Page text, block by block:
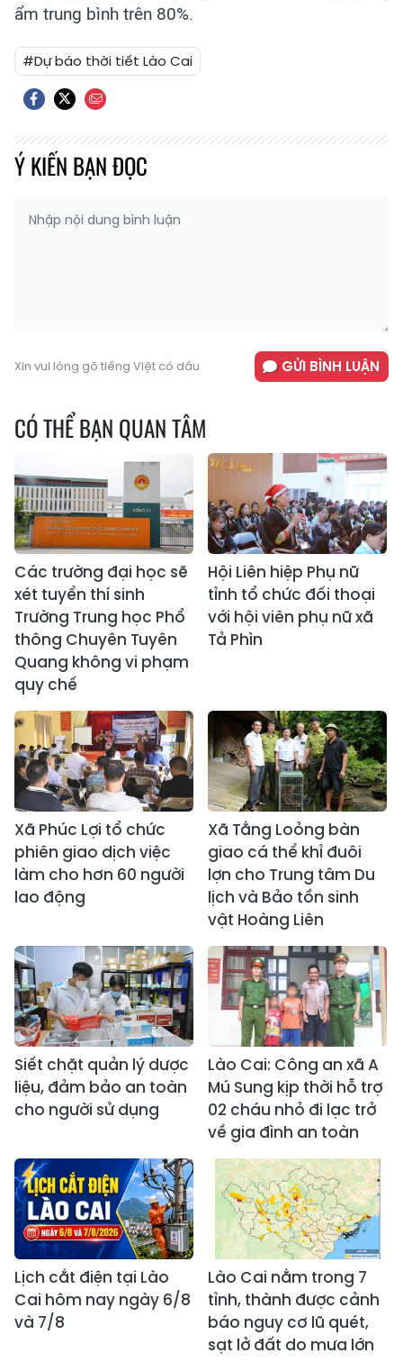
ẩm trung bình trên 80%.
#Dự báo thời tiết Lào Cai
Ý KIẾN BẠN ĐỌC
Xin vui lòng gõ tiếng Việt có dấu GỬI BÌNH LUẬN
CÓ THỂ BẠN QUAN TÂM
Các trường đại học sẽ
xét tuyển thí sinh
Trường Trung học Phổ
thông Chuyên Tuyên
Quang không vi phạm
quy chế
Hội Liên hiệp Phụ nữ
tỉnh tổ chức đối thoại
với hội viên phụ nữ xã
Tả Phìn
Xã Phúc Lợi tổ chức
phiên giao dịch việc
làm cho hơn 60 người
lao động
Xã Tằng Loỏng bàn
giao cá thể khỉ đuôi
lợn cho Trung tâm Du
lịch và Bảo tồn sinh
vật Hoàng Liên
Siết chặt quản lý dược
liệu, đảm bảo an toàn
cho người sử dụng
Lào Cai: Công an xã A
Mú Sung kịp thời hỗ trợ
02 cháu nhỏ đi lạc trở
về gia đình an toàn
Lịch cắt điện tại Lào
Cai hôm nay ngày 6/8
và 7/8
Lào Cai nằm trong 7
tỉnh, thành được cảnh
báo nguy cơ lũ quét,
sạt lở đất do mưa lớn